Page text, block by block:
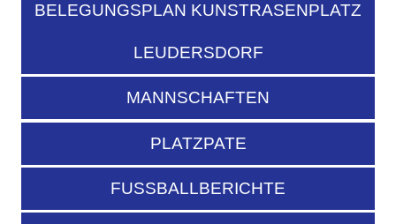
BELEGUNGSPLAN KUNSTRASENPLATZ
LEUDERSDORF
MANNSCHAFTEN
PLATZPATE
FUSSBALLBERICHTE